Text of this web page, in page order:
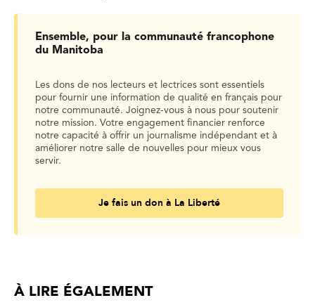
Ensemble, pour la communauté francophone
du Manitoba
Les dons de nos lecteurs et lectrices sont essentiels
pour fournir une information de qualité en français pour
notre communauté. Joignez-vous à nous pour soutenir
notre mission. Votre engagement financier renforce
notre capacité à offrir un journalisme indépendant et à
améliorer notre salle de nouvelles pour mieux vous
servir.
Je fais un don à La Liberté
À LIRE ÉGALEMENT